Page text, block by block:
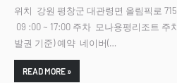
위치 강원 평창군 대관령면 올림픽로
09 :00 ~ 17:00 주차 모나용평리조트 주
발권 기준) 예약 네이버(…
READ MORE »